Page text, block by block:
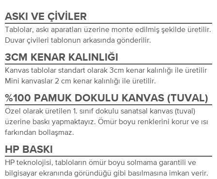
ASKI VE ÇIVILER
Tablolar, askı aparatları üzerine monte edilmiş şekilde üretilir.
Duvar çivileri tablonun arkasında gönderilir.
3CM KENAR KALINLIĞI
Kanvas tablolar standart olarak 3cm kenar kalınlığı ile üretilir
Mini kanvaslar 2 cm kenar kalınlığı ile üretilir.
%100 PAMUK DOKULU KANVAS (TUVAL)
Özel olarak üretilen 1. sınıf dokulu sanatsal kanvas (tuval)
üzerine baskı yapmaktayız. Ömür boyu renklerini korur ve ısı
farkından bollaşmaz.
HP BASKI
HP teknolojisi, tabloların ömür boyu solmama garantili ve
bilgisayar ekranında göründüğü gibi basılmasına imkan verir.